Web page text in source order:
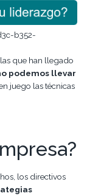
b352-
que han llegado
podemos llevar
juego las técnicas
los directivos